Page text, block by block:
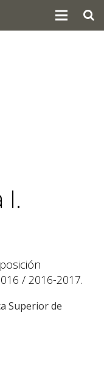
/ 2016-2017.
Superior de